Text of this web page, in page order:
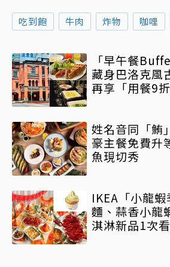
吃到飽 牛肉 炸物 咖哩
「早午餐
藏身巴洛克風
再享「用餐9
姓名音同「鮪
豪主餐免費升
魚現切秀
IKEA「小龍
麵、蒜香小龍
淇淋新品1次看